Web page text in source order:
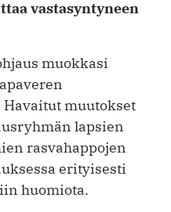
vastasyntyneen
muokkasi
Havaitut muutokset
lapsien
rasvahappojen
erityisesti
huomiota.